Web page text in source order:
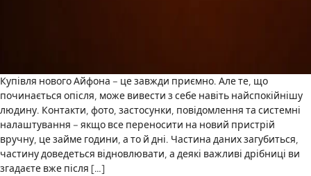
Купівля нового Айфона – це завжди приємно. Але те, що
починається опісля, може вивести з себе навіть найспокійнішу
людину. Контакти, фото, застосунки, повідомлення та системні
налаштування – якщо все переносити на новий пристрій
вручну, це займе години, а то й дні. Частина даних загубиться,
частину доведеться відновлювати, а деякі важливі дрібниці ви
згадаєте вже після […]